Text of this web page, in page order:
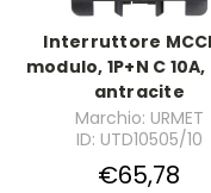
Interruttore
modulo, 1P+N C
antracite
Marchio: URMET
ID: UTD10505/10
€65,78